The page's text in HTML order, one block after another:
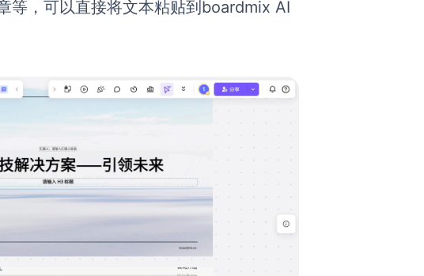
等，可以直接将文本粘贴到boardmix AI